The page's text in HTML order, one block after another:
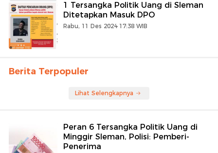
1 Tersangka Politik Uang di Sleman
Ditetapkan Masuk DPO
Rabu, 11 Des 2024 17:38 WIB
Berita Terpopuler
Lihat Selengkapnya
Peran 6 Tersangka Politik Uang di
Minggir Sleman, Polisi: Pemberi-
Penerima